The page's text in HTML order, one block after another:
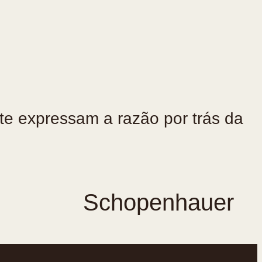
expressam a razão por trás da
Schopenhauer